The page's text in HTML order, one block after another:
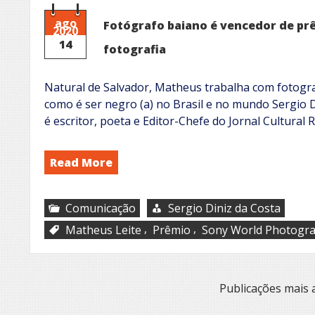
ago
2020
14
Fotógrafo baiano é vencedor de
fotografia
Natural de Salvador, Matheus trabalha com
como é ser negro (a) no Brasil e no mundo Sergio
é escritor, poeta e Editor-Chefe do Jornal Cultural
Read More
Comunicação
Sergio Diniz da Costa
Matheus Leite , Prêmio , Sony World
Publicações mais